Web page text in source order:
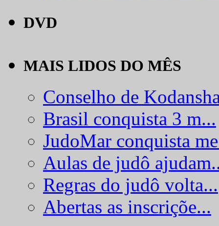
DVD
MAIS LIDOS DO MÊS
Conselho de
Brasil conquista 3 m...
JudoMar conquista
Aulas de judô
Regras do judô volta...
Abertas as inscriçõe...